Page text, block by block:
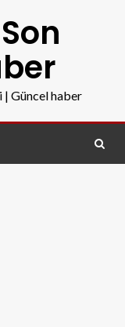
Güncel haber